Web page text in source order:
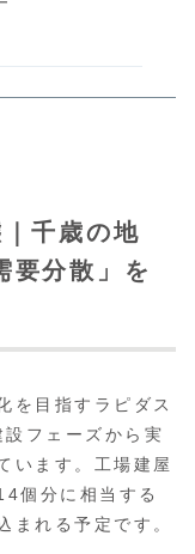
千歳の地
要分散」を
を目指すラピダス
フェーズから実
います。工場建屋
個分に相当する
まれる予定です。